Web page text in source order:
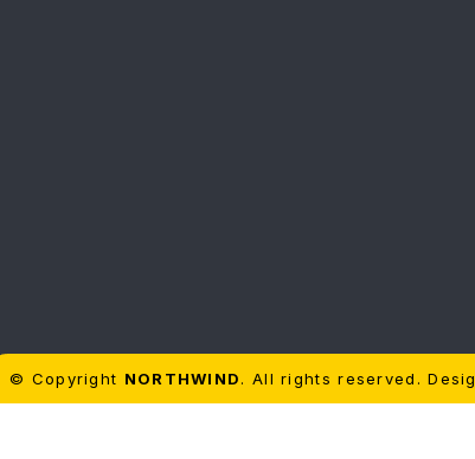
© Copyright NORTHWIND. All rights reserved.